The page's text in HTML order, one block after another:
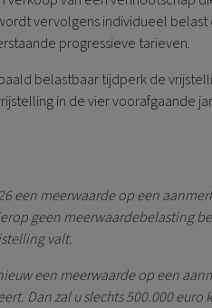
vervolgens individueel
progressieve tarieven.
belastbaar tijdperk de
in de vier voorafgaande
een meerwaarde op een
geen meerwaardebelasting
valt.
een meerwaarde op een
Dan zal u slechts 500.000